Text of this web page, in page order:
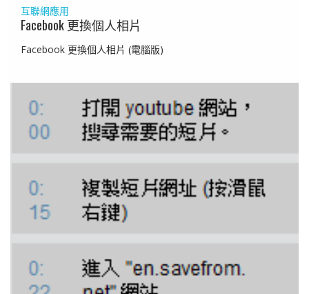
互聯網應用
Facebook 更換個人相片
Facebook 更換個人相片 (電腦版)